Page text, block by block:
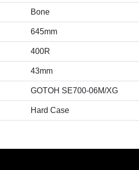
Bone
645mm
400R
43mm
GOTOH SE700-06M/XG
Hard Case